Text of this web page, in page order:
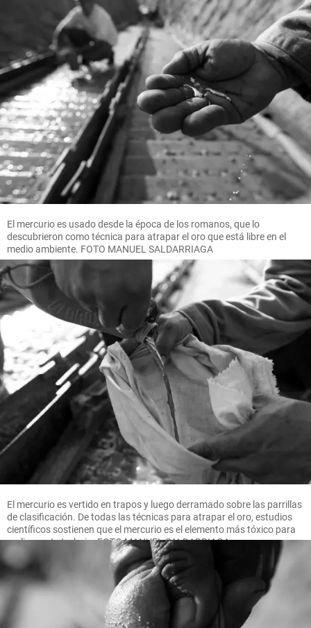
El mercurio es usado desde la época de los romanos, que lo
descubrieron como técnica para atrapar el oro que está libre en el
medio ambiente. FOTO MANUEL SALDARRIAGA
El mercurio es vertido en trapos y luego derramado sobre las parrillas
de clasificación. De todas las técnicas para atrapar el oro, estudios
científicos sostienen que el mercurio es el elemento más tóxico para
realizar este trabajo. FOTO MANUEL SALDARRIAGA